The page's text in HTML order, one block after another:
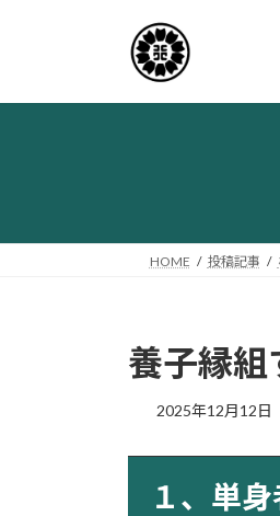
プ
動
HOME 投稿記事
養子縁組
2025年12月12日
１、単